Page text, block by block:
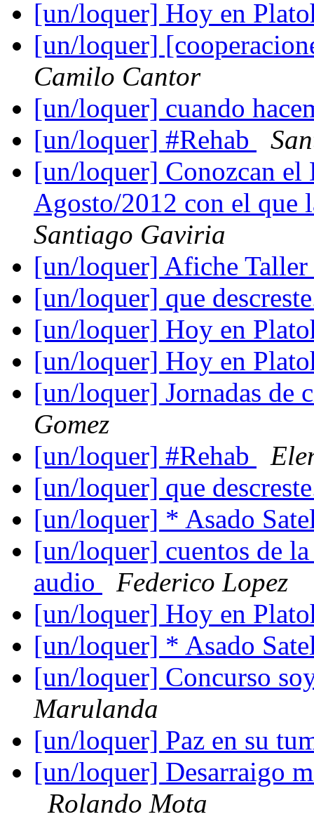
[un/loquer] Hoy en
[un/loquer]
Camilo Cantor
[un/loquer] cuando
[un/loquer] #Rehab
[un/loquer] Conozcan el
Agosto/2012 con el que
Santiago Gaviria
[un/loquer] Afiche Taller
[un/loquer] que
[un/loquer] Hoy en
[un/loquer] Hoy en
[un/loquer] Jornadas de
Gomez
[un/loquer] #Rehab
[un/loquer] que
[un/loquer] * Asado
[un/loquer] cuentos de la
audio
Federico Lopez
[un/loquer] Hoy en
[un/loquer] * Asado
[un/loquer] Concurso
Marulanda
[un/loquer] Paz en su
[un/loquer] Desarraigo
Rolando Mota